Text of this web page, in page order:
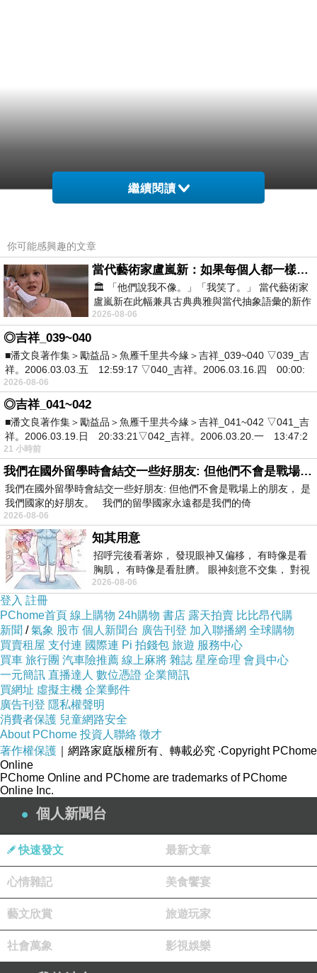
繼續閱讀
你可能感興趣的文章
當代藝術家盧嵐新：如果每個人都一樣，這世界該有多無聊？
🏛️ 「他們說我不像。」「我笑了。」 當代藝術家
盧嵐新在此幅兼具古典典雅與當代抽象語彙的新作
中，以沈靜的藍色空間為背景，描繪了
2026-08-06
◎吉祥_039~040
■潘文良著作集＞勵益品＞魚雁千里共今緣＞吉祥_039~040 ▽039_吉
祥。2006.03.03.五 12:59:17 ▽040_吉祥。2006.03.16.四 00:00:
2026-08-06
◎吉祥_041~042
■潘文良著作集＞勵益品＞魚雁千里共今緣＞吉祥_041~042 ▽041_吉
祥。2006.03.19.日 20:33:21▽042_吉祥。2006.03.20.一 13:47:2
21 小時前
我們在國外留學時會結交一些好朋友: 但他們不會是戰場上的朋友
我們在國外留學時會結交一些好朋友: 但他們不會是戰場上的朋友， 是
我們國家的好朋友。 我們的留學國家永遠都是我們的倚
2026-08-06
知其用意
招呼完後看著妳， 發現眼神又偏移， 有時像是看
胸肌， 有時像是看肚臍。 眼神刻意不交集， 對視
視線不對齊， 讓我很難不
2026-08-06
登入 註冊
PChome首頁 線上購物 24h購物 書店 露天拍賣 比比昂代購
新聞 /氣象 股市 個人新聞台 廣告刊登 加入聯播網 全球購物
買賣租屋 支付連 國際連 Pi 拍錢包 旅遊 服務中心
買車 旅行團 汽車險推薦 線上麻將 雜誌 星座命理 會員中心
一元簡訊 直播達人 數位憑證 企業簡訊
買網址 虛擬主機 企業郵件
廣告刊登 隱私權聲明
消費者保護 兒童網路安全
About PChome 投資人聯絡 徵才
著作權保護 ｜網路家庭版權所有、轉載必究 ‧Copyright PChome
Online
PChome Online and PChome are trademarks of PChome
Online Inc.
個人新聞台
快速發文 最新文章
心情雜記 美食饗宴
藝文欣賞 旅遊玩家
社會萬象 影視娛樂